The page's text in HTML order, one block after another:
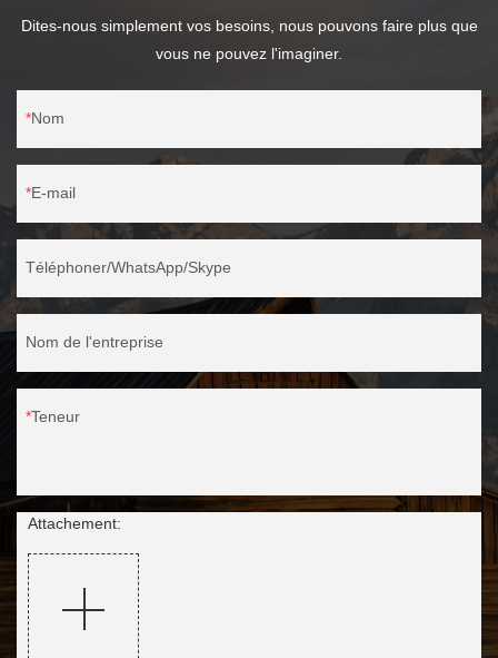
Dites-nous simplement vos besoins, nous pouvons faire plus que
vous ne pouvez l'imaginer.
Nom
E-mail
Téléphoner/WhatsApp/Skype
Nom de l'entreprise
Teneur
Attachement: